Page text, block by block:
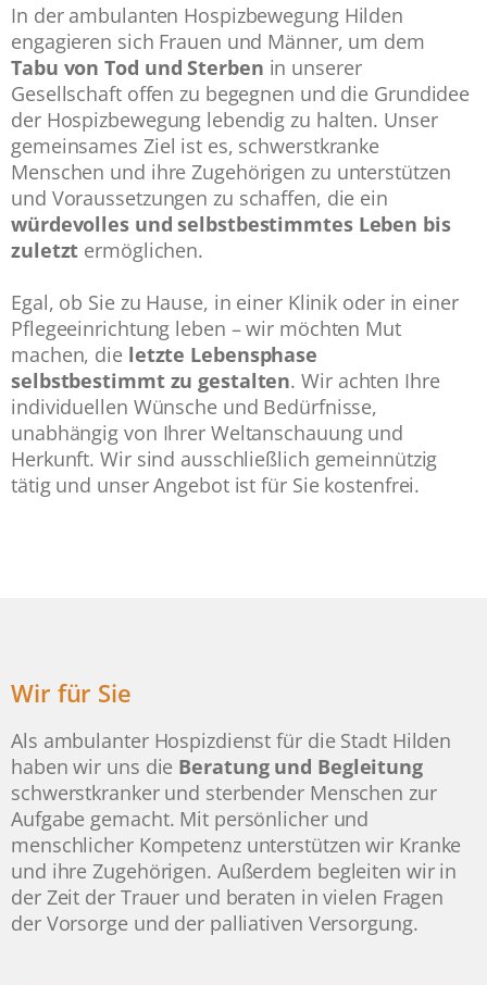
In der ambulanten Hospizbewegung Hilden
engagieren sich Frauen und Männer, um dem
Tabu von Tod und Sterben in unserer
Gesellschaft offen zu begegnen und die Grundidee
der Hospizbewegung lebendig zu halten. Unser
gemeinsames Ziel ist es, schwerstkranke
Menschen und ihre Zugehörigen zu unterstützen
und Voraussetzungen zu schaffen, die ein
würdevolles und selbstbestimmtes Leben bis
zuletzt ermöglichen.
Egal, ob Sie zu Hause, in einer Klinik oder in einer
Pflegeeinrichtung leben – wir möchten Mut
machen, die letzte Lebensphase
selbstbestimmt zu gestalten. Wir achten Ihre
individuellen Wünsche und Bedürfnisse,
unabhängig von Ihrer Weltanschauung und
Herkunft. Wir sind ausschließlich gemeinnützig
tätig und unser Angebot ist für Sie kostenfrei.
Wir für Sie
Als ambulanter Hospizdienst für die Stadt Hilden
haben wir uns die Beratung und Begleitung
schwerstkranker und sterbender Menschen zur
Aufgabe gemacht. Mit persönlicher und
menschlicher Kompetenz unterstützen wir Kranke
und ihre Zugehörigen. Außerdem begleiten wir in
der Zeit der Trauer und beraten in vielen Fragen
der Vorsorge und der palliativen Versorgung.